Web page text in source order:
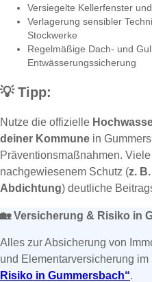
Versiegelte Kellerfenster
Verlagerung sensibler
Stockwerke
Regelmäßige Dach- und
Entwässerungssicherung
💡Tipp:
Nutze die offizielle
deiner Kommune in
Präventionsmaßnahmen.
nachgewiesenem Schutz (z.
Abdichtung) deutliche
🏡Versicherung & Risiko in
Alles zur Absicherung von
und Elementarversicherung im
Risiko in Gummersbach“.